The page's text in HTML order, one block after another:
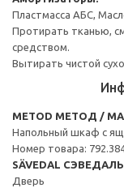
Пластмасса АБС,
Протирать тканью,
средством.
Вытирать чистой
METOD МЕТОД /
Напольный шкаф с
Номер товара:
SÄVEDAL СЭВЕДАЛЬ
Дверь